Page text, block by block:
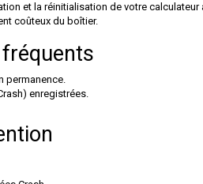
et la réinitialisation de votre calculateur
coûteux du boîtier.
permanence.
enregistrées.